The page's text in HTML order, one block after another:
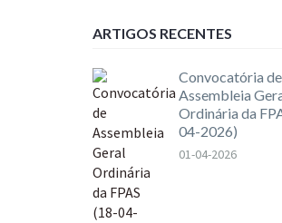
ARTIGOS RECENTES
Convocatória de
Assembleia
Ordinária da
04-2026)
01-04-2026